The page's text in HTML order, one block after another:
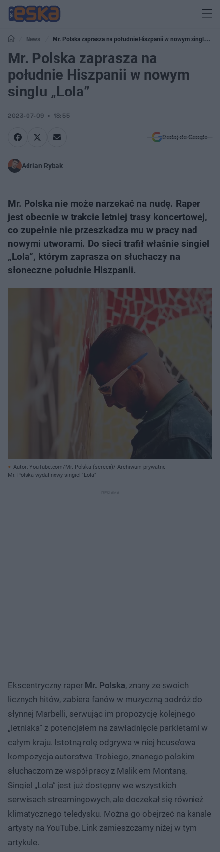
News
Mr. Polska zaprasza na południe Hiszpanii w nowym singlu
„Lola”
Mr. Polska zaprasza na
południe Hiszpanii w nowym
singlu „Lola”
2023-07-09 18:55
Dodaj do Google
Adrian Rybak
Mr. Polska nie może narzekać na nudę. Raper
jest obecnie w trakcie letniej trasy koncertowej,
co zupełnie nie przeszkadza mu w pracy nad
nowymi utworami. Do sieci trafił właśnie singiel
„Lola”, którym zaprasza on słuchaczy na
słoneczne południe Hiszpanii.
Autor: YouTube.com/Mr. Polska (screen)/ Archiwum prywatne
Mr. Polska wydał nowy singiel "Lola"
Ekscentryczny raper Mr. Polska, znany ze swoich
licznych hitów, zabiera fanów w muzyczną podróż do
słynnej Marbelli, serwując im propozycję kolejnego
„letniaka” z potencjałem na zawładnięcie parkietami w
całym kraju. Istotną rolę odgrywa w niej house’owa
kompozycja autorstwa Trobiego, znanego polskim
słuchaczom ze współpracy z Malikiem Montaną.
Singiel „Lola” jest już dostępny we wszystkich
serwisach streamingowych, ale doczekał się również
klimatycznego teledysku. Można go obejrzeć na kanale
artysty na YouTube. Link zamieszczamy niżej w tym
artykule.